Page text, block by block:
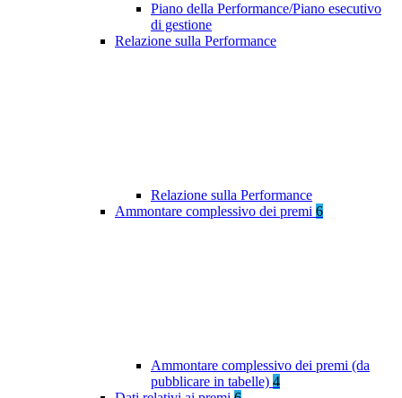
Piano della Performance/Piano esecutivo
di gestione
Relazione sulla Performance
Relazione sulla Performance
Ammontare complessivo dei premi 6
Ammontare complessivo dei premi (da
pubblicare in tabelle) 4